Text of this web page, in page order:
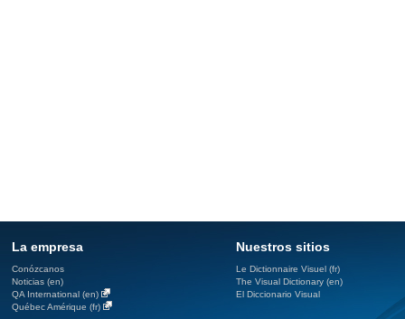
La empresa
Conózcanos
Noticias (en)
QA International (en)
Québec Amérique (fr)
Nuestros sitios
Le Dictionnaire Visuel (fr)
The Visual Dictionary (en)
El Diccionario Visual